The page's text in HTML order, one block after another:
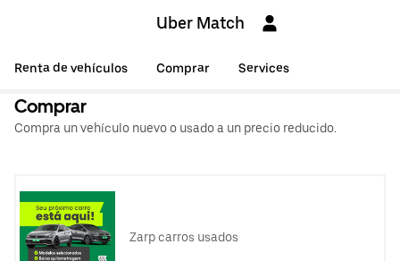
Uber Match
Renta de vehículos Comprar Services
Comprar
Compra un vehículo nuevo o usado a un precio reducido.
Zarp carros usados